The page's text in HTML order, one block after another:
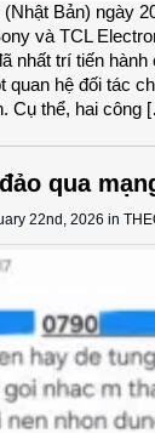
Bản) ngày
và TCL
nhất trí tiến
quan hệ đối tác
Cụ thể, hai công
qua
22nd, 2026 in